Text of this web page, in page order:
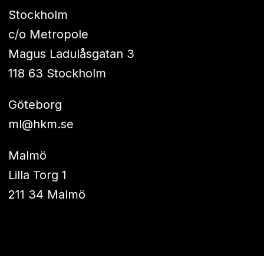
Stockholm
c/o Metropole
Magus Ladulåsgatan 3
118 63 Stockholm
Göteborg
ml@hkm.se
Malmö
Lilla Torg 1
211 34 Malmö